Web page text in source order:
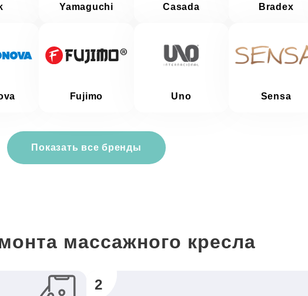
Yamaguchi Casada Bradex
Fujimo Uno Sensa
Показать все бренды
массажного кресла
2